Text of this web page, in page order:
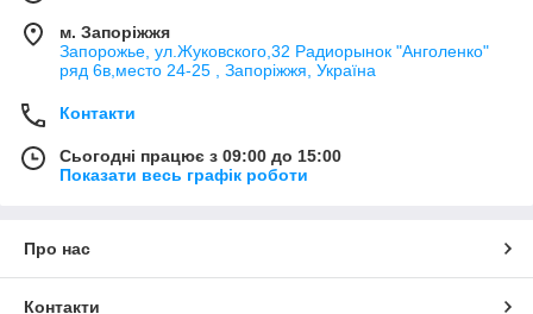
м. Запоріжжя
Запорожье, ул.Жуковского,32 Радиорынок "Анголенко"
ряд 6в,место 24-25 , Запоріжжя, Україна
Контакти
Сьогодні працює з 09:00 до 15:00
Показати весь графік роботи
Про нас
Контакти